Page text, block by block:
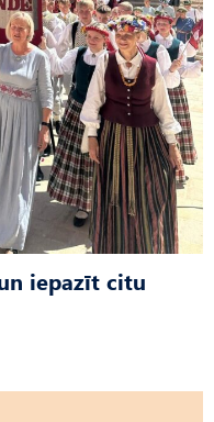
iepazīt citu